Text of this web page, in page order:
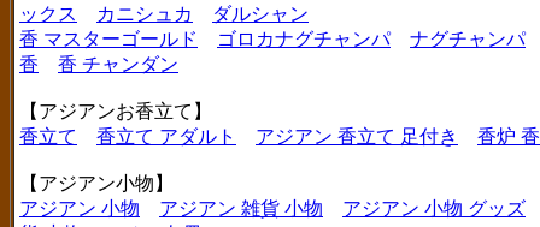
ックス
カニシュカ
ダルシャン
香 マスターゴールド
ゴロカナグチャンパ
ナグチャンパ
香
香 チャンダン
【アジアンお香立て】
香立て
香立て アダルト アジアン 香立て 足付き 香炉
【アジアン小物】
アジアン 小物
アジアン 雑貨 小物
アジアン 小物 グッズ